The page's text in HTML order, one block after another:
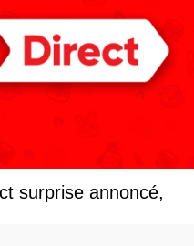
surprise annoncé,